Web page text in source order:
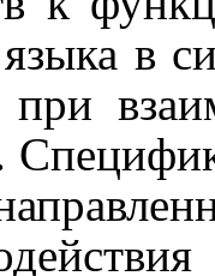
в
при